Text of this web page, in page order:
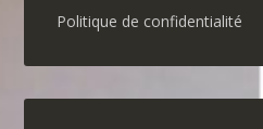
Politique de confidentialité